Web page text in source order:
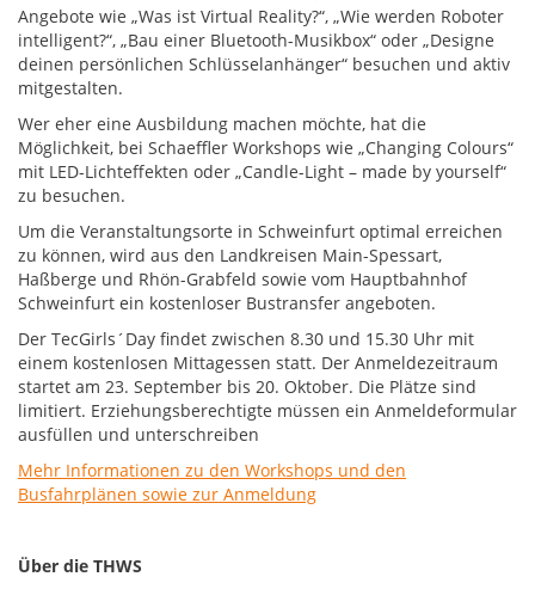
Angebote wie „Was ist Virtual Reality?“, „Wie werden Roboter
intelligent?“, „Bau einer Bluetooth-Musikbox“ oder „Designe
deinen persönlichen Schlüsselanhänger“ besuchen und aktiv
mitgestalten.
Wer eher eine Ausbildung machen möchte, hat die
Möglichkeit, bei Schaeffler Workshops wie „Changing Colours“
mit LED-Lichteffekten oder „Candle-Light – made by yourself“
zu besuchen.
Um die Veranstaltungsorte in Schweinfurt optimal erreichen
zu können, wird aus den Landkreisen Main-Spessart,
Haßberge und Rhön-Grabfeld sowie vom Hauptbahnhof
Schweinfurt ein kostenloser Bustransfer angeboten.
Der TecGirls´Day findet zwischen 8.30 und 15.30 Uhr mit
einem kostenlosen Mittagessen statt. Der Anmeldezeitraum
startet am 23. September bis 20. Oktober. Die Plätze sind
limitiert. Erziehungsberechtigte müssen ein Anmeldeformular
ausfüllen und unterschreiben
Mehr Informationen zu den Workshops und den
Busfahrplänen sowie zur Anmeldung
Über die THWS